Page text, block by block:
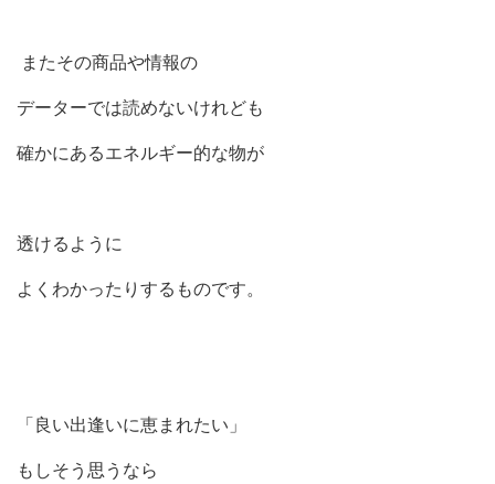
またその商品や情報の
データーでは読めないけれども
確かにあるエネルギー的な物が
透けるように
よくわかったりするものです。
「良い出逢いに恵まれたい」
もしそう思うなら